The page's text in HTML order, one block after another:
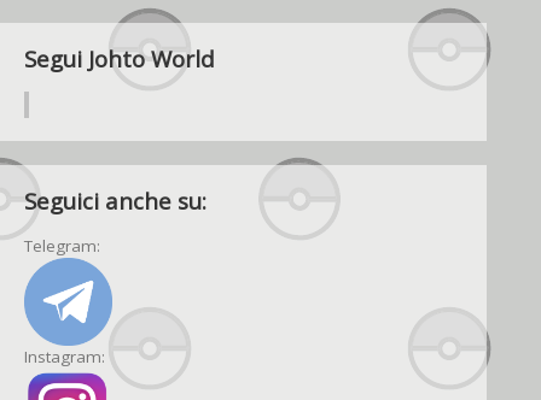
Segui Johto World
Seguici anche su:
Telegram:
Instagram: